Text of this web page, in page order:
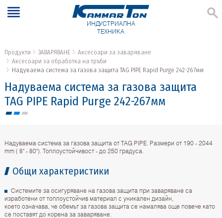
ИНДУСТРИАЛНА
ТЕХНИКА
Продукти ЗАВАРЯВАНЕ
Аксесоари за заваряване
Аксесоари за обработка на тръби
Надуваема система за газова защита TAG PIPE Rapid Purge 242-267мм
Надуваема система за газова защита
TAG PIPE Rapid Purge 242-267мм
Надуваема система за газова защита от TAG PIPE. Размери от 190 - 2044
mm ( 8" - 80"). Топлоустойчивост - до 250 градуса.
Общи характеристики
Системите за осигуряване на газова защита при заваряване са
изработени от топлоустойчив материал с уникален дизайн,
което означава, че обемът за газова защита се намалява още повече като
се поставят до корена за заваряване.